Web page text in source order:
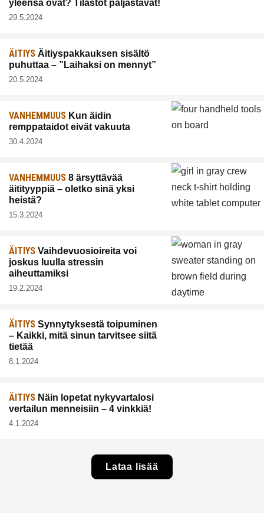
yleensä ovat? Tilastot paljastavat!
29.5.2024
ÄITIYS Äitiyspakkauksen sisältö
puhuttaa – ”Laihaksi on mennyt”
20.5.2024
VANHEMMUUS Kun äidin
remppataidot eivät vakuuta
30.4.2024
VANHEMMUUS 8 ärsyttävää
äitityyppiä – oletko sinä yksi
heistä?
15.3.2024
ÄITIYS Vaihdevuosioireita voi
joskus luulla stressin
aiheuttamiksi
19.2.2024
ÄITIYS Synnytyksestä toipuminen
– Kaikki, mitä sinun tarvitsee siitä
tietää
8.1.2024
ÄITIYS Näin lopetat nykyvartalosi
vertailun menneisiin – 4 vinkkiä!
4.1.2024
Lataa lisää